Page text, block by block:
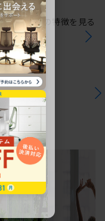
シリーズの特徴を見る